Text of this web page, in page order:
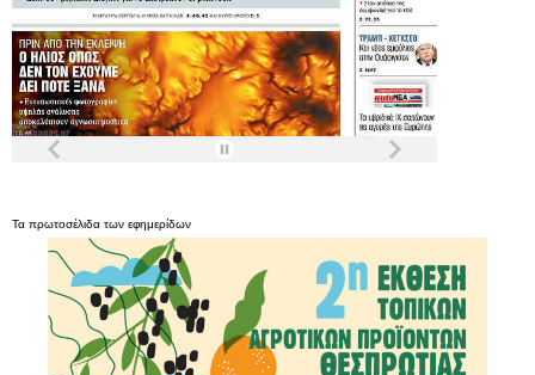
Τα πρωτοσέλιδα των εφημερίδων